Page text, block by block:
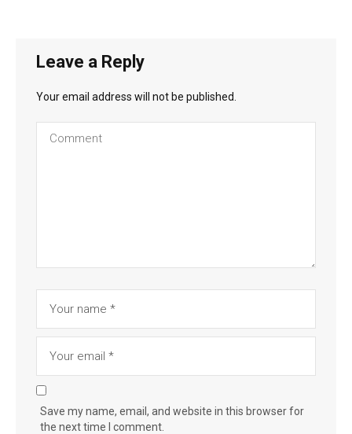
Leave a Reply
Your email address will not be published.
Save my name, email, and website in this browser for
the next time I comment.